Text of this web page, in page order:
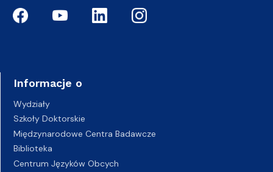
Informacje o
Wydziały
Szkoły Doktorskie
Międzynarodowe Centra Badawcze
Biblioteka
Centrum Języków Obcych